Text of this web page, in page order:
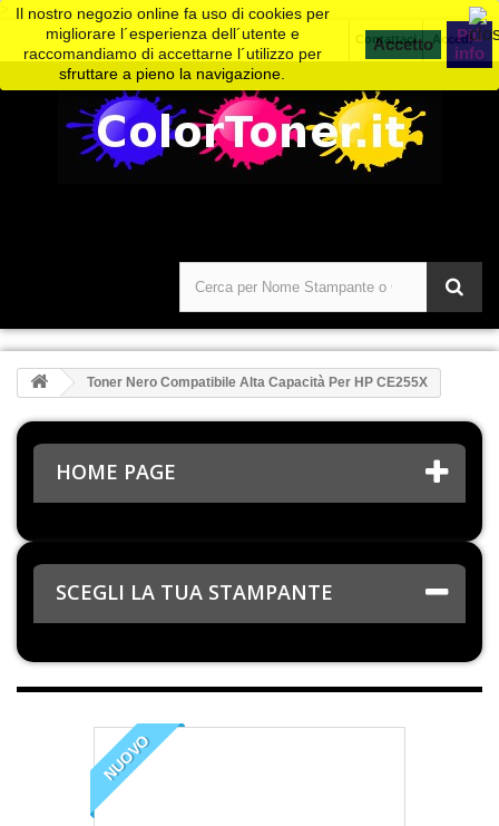
Accedi
Contattaci
Il nostro negozio online fa uso di cookies per
migliorare l´esperienza dell´utente e
raccomandiamo di accettarne l´utilizzo per
sfruttare a pieno la navigazione.
Piú
info
Toner Nero Compatibile Alta Capacità Per HP CE255X
HOME PAGE
SCEGLI LA TUA STAMPANTE
NUOVO